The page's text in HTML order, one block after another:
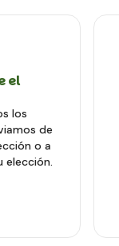
el
los
de
o a
elección.